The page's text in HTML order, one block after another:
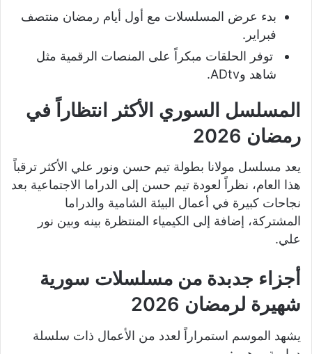
بدء عرض المسلسلات مع أول أيام رمضان منتصف
فبراير.
توفر الحلقات مبكراً على المنصات الرقمية مثل
شاهد وADtv.
المسلسل السوري الأكثر انتظاراً في
رمضان 2026
يعد مسلسل مولانا بطولة تيم حسن ونور علي الأكثر ترقباً
هذا العام، نظراً لعودة تيم حسن إلى الدراما الاجتماعية بعد
نجاحات كبيرة في أعمال البيئة الشامية والدراما
المشتركة، إضافة إلى الكيمياء المنتظرة بينه وبين نور
علي.
أجزاء جدبدة من مسلسلات سورية
شهيرة لرمضان 2026
يشهد الموسم استمراراً لعدد من الأعمال ذات سلسلة